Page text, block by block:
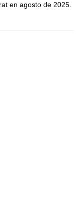
en agosto de 2025.